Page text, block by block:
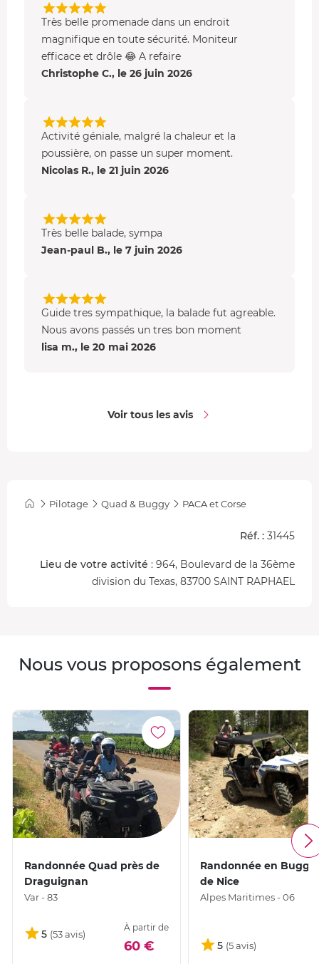
Très belle promenade dans un endroit
magnifique en toute sécurité. Moniteur
efficace et drôle 😂 A refaire
Christophe C., le 26 juin 2026
Activité géniale, malgré la chaleur et la
poussière, on passe un super moment.
Nicolas R., le 21 juin 2026
Très belle balade, sympa
Jean-paul B., le 7 juin 2026
Guide tres sympathique, la balade fut agreable.
Nous avons passés un tres bon moment
lisa m., le 20 mai 2026
Voir tous les avis
Pilotage Quad & Buggy PACA et Corse
Réf. : 31445
Lieu de votre activité : 964, Boulevard de la 36ème
division du Texas, 83700 SAINT RAPHAEL
Nous vous proposons également
Randonnée Quad près de
Draguignan
Var - 83
5
À partir de
60 €
Randonnée en Buggy
de Nice
Alpes Maritimes - 06
5